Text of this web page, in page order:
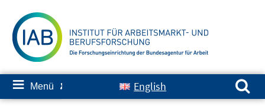
zum
Inhalt
≡ Menü ✘ English
Suchen nach: